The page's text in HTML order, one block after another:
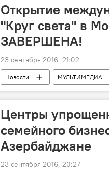
Открытие
"Круг света" в
ЗАВЕРШЕНА!
23 сентября 2016, 21:02
Новости МУЛЬТИМЕДИА
Центры
семейного
Азербайджане
23 сентября 2016, 20:27